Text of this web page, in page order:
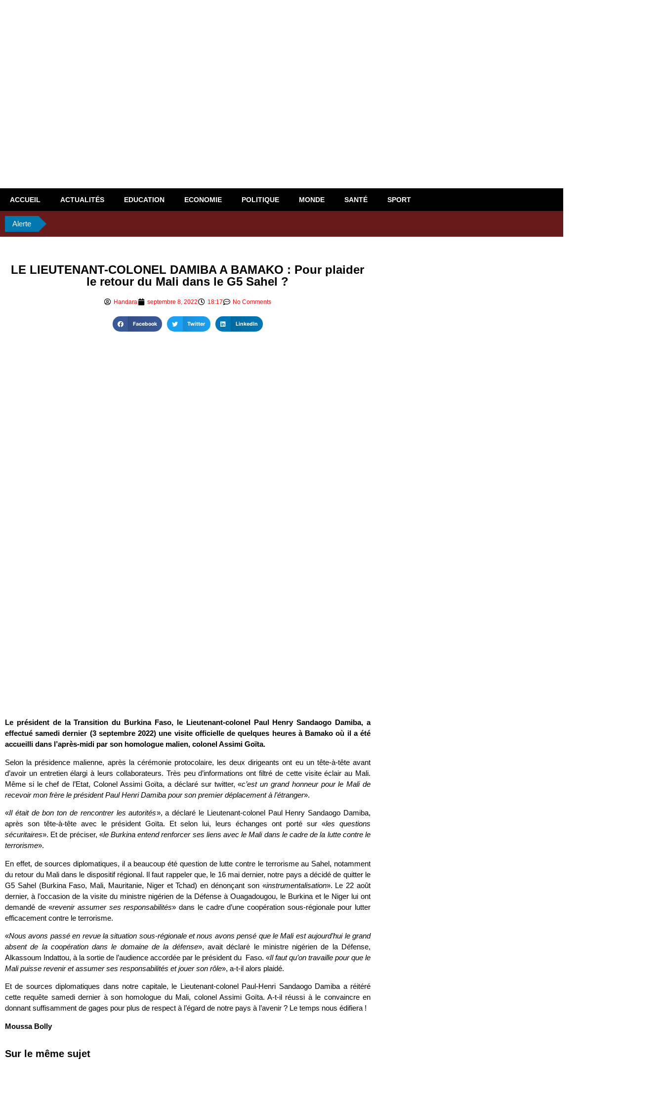
ACCUEIL ACTUALITÉS EDUCATION ECONOMIE POLITIQUE MONDE SANTÉ SPORT
Alerte
LE LIEUTENANT-COLONEL DAMIBA A BAMAKO : Pour plaider
le retour du Mali dans le G5 Sahel ?
Handara septembre 8, 2022 18:17 No Comments
Facebook Twitter LinkedIn
Le président de la Transition du Burkina Faso, le Lieutenant-colonel Paul Henry Sandaogo Damiba, a
effectué samedi dernier (3 septembre 2022) une visite officielle de quelques heures à Bamako où il a été
accueilli dans l’après-midi par son homologue malien, colonel Assimi Goïta.
Selon la présidence malienne, après la cérémonie protocolaire, les deux dirigeants ont eu un tête-à-tête avant
d’avoir un entretien élargi à leurs collaborateurs. Très peu d’informations ont filtré de cette visite éclair au Mali.
Même si le chef de l’Etat, Colonel Assimi Goïta, a déclaré sur twitter, «c’est un grand honneur pour le Mali de
recevoir mon frère le président Paul Henri Damiba pour son premier déplacement à l’étranger».
«Il était de bon ton de rencontrer les autorités», a déclaré le Lieutenant-colonel Paul Henry Sandaogo Damiba,
après son tête-à-tête avec le président Goïta. Et selon lui, leurs échanges ont porté sur «les questions
sécuritaires». Et de préciser, «le Burkina entend renforcer ses liens avec le Mali dans le cadre de la lutte contre le
terrorisme».
En effet, de sources diplomatiques, il a beaucoup été question de lutte contre le terrorisme au Sahel, notamment
du retour du Mali dans le dispositif régional. Il faut rappeler que, le 16 mai dernier, notre pays a décidé de quitter le
G5 Sahel (Burkina Faso, Mali, Mauritanie, Niger et Tchad) en dénonçant son «instrumentalisation». Le 22 août
dernier, à l’occasion de la visite du ministre nigérien de la Défense à Ouagadougou, le Burkina et le Niger lui ont
demandé de «revenir assumer ses responsabilités» dans le cadre d’une coopération sous-régionale pour lutter
efficacement contre le terrorisme.
«Nous avons passé en revue la situation sous-régionale et nous avons pensé que le Mali est aujourd’hui le grand
absent de la coopération dans le domaine de la défense», avait déclaré le ministre nigérien de la Défense,
Alkassoum Indattou, à la sortie de l’audience accordée par le président du Faso. «Il faut qu’on travaille pour que le
Mali puisse revenir et assumer ses responsabilités et jouer son rôle», a-t-il alors plaidé.
Et de sources diplomatiques dans notre capitale, le Lieutenant-colonel Paul-Henri Sandaogo Damiba a réitéré
cette requête samedi dernier à son homologue du Mali, colonel Assimi Goïta. A-t-il réussi à le convaincre en
donnant suffisamment de gages pour plus de respect à l’égard de notre pays à l’avenir ? Le temps nous édifiera !
Moussa Bolly
Sur le même sujet